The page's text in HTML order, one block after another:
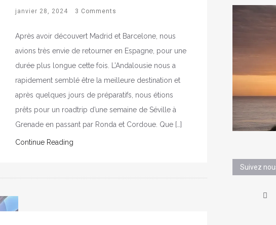
janvier 28, 2024 3 Comments
Après avoir découvert Madrid et Barcelone, nous
avions très envie de retourner en Espagne, pour une
durée plus longue cette fois. L’Andalousie nous a
rapidement semblé être la meilleure destination et
après quelques jours de préparatifs, nous étions
prêts pour un roadtrip d’une semaine de Séville à
Grenade en passant par Ronda et Cordoue. Que […]
Continue Reading
Suivez